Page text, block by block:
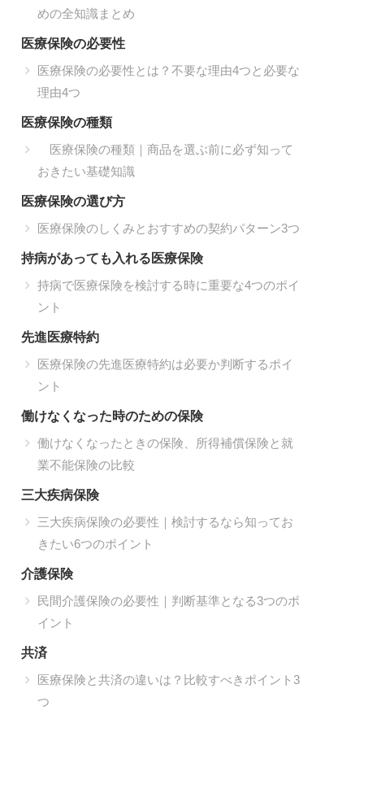
めの全知識まとめ
医療保険の必要性
医療保険の必要性とは？不要な理由4つと必要な
理由4つ
医療保険の種類
医療保険の種類｜商品を選ぶ前に必ず知って
おきたい基礎知識
医療保険の選び方
医療保険のしくみとおすすめの契約パターン3つ
持病があっても入れる医療保険
持病で医療保険を検討する時に重要な4つのポイ
ント
先進医療特約
医療保険の先進医療特約は必要か判断するポイ
ント
働けなくなった時のための保険
働けなくなったときの保険、所得補償保険と就
業不能保険の比較
三大疾病保険
三大疾病保険の必要性｜検討するなら知ってお
きたい6つのポイント
介護保険
民間介護保険の必要性｜判断基準となる3つのポ
イント
共済
医療保険と共済の違いは？比較すべきポイント3
つ